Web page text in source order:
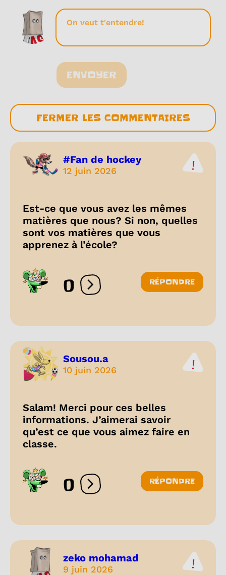
ENVOYER
FERMER LES COMMENTAIRES
#Fan de hockey
12 juin 2026
Est-ce que vous avez les mêmes
matières que nous? Si non, quelles
sont vos matières que vous
apprenez à l’école?
0 Ouvrir les réactions
RÉPONDRE
Sousou.a
10 juin 2026
Salam! Merci pour ces belles
informations. J’aimerai savoir
qu’est ce que vous aimez faire en
classe.
0 Ouvrir les réactions
RÉPONDRE
zeko mohamad
9 juin 2026